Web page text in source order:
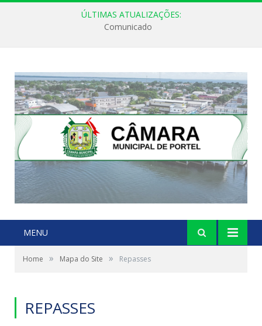
ÚLTIMAS ATUALIZAÇÕES:
Comunicado
MENU
Home » Mapa do Site » Repasses
REPASSES